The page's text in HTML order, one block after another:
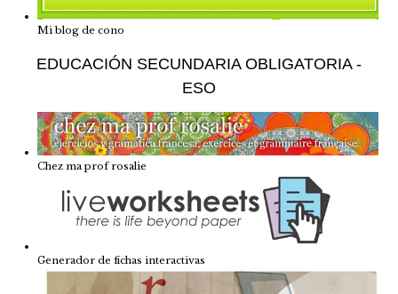
Mi blog de cono
EDUCACIÓN SECUNDARIA OBLIGATORIA -
ESO
Chez ma prof rosalie
Generador de fichas interactivas